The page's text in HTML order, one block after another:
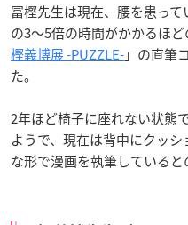
冨樫先生は現在、腰を患っ
の3〜5倍の時間がかかるほ
樫義博展 -PUZZLE-」の直筆
た。
2年ほど椅子に座れない状態
ようで、現在は背中にクッ
な形で漫画を執筆していると